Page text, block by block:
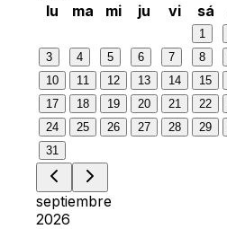
lu
ma mi ju vi sá
1
3
4 5 6 7 8
10
11 12 13 14 15
17
18 19 20 21 22
24
25 26 27 28 29
31
septiembre
2026